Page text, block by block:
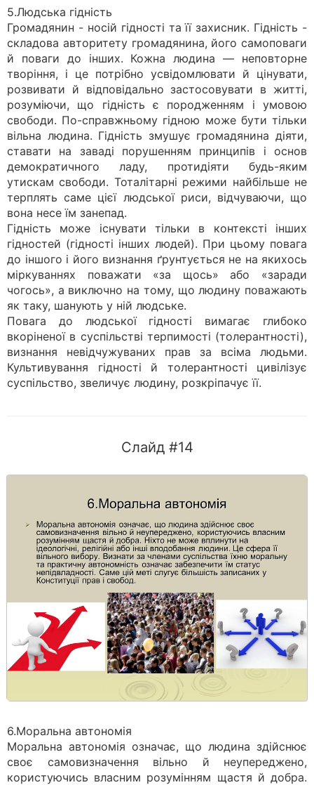
5.Людська гідність
Громадянин - носій гідності та її захисник. Гідність -
складова авторитету громадянина, його самоповаги
й поваги до інших. Кожна людина — неповторне
творіння, і це потрібно усвідомлювати й цінувати,
розвивати й відповідально застосовувати в житті,
розуміючи, що гідність є породженням і умовою
свободи. По-справжньому гідною може бути тільки
вільна людина. Гідність змушує громадянина діяти,
ставати на заваді порушенням принципів і основ
демократичного ладу, протидіяти будь-яким
утискам свободи. Тоталітарні режими найбільше не
терплять саме цієї людської риси, відчуваючи, що
вона несе їм занепад.
Гідність може існувати тільки в контексті інших
гідностей (гідності інших людей). При цьому повага
до іншого і його визнання ґрунтується не на якихось
міркуваннях поважати «за щось» або «заради
чогось», а виключно на тому, що людину поважають
як таку, шанують у ній людське.
Повага до людської гідності вимагає глибоко
вкоріненої в суспільстві терпимості (толерантності),
визнання невідчужуваних прав за всіма людьми.
Культивування гідності й толерантності цивілізує
суспільство, звеличує людину, розкріпачує її.
Слайд #14
6.Моральна автономія
Моральна автономія означає, що людина здійснює
своє самовизначення вільно й неупереджено,
користуючись власним розумінням щастя й добра.